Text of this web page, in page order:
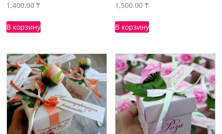
1,400.00₸
В корзину
1,500.00₸
В корзину